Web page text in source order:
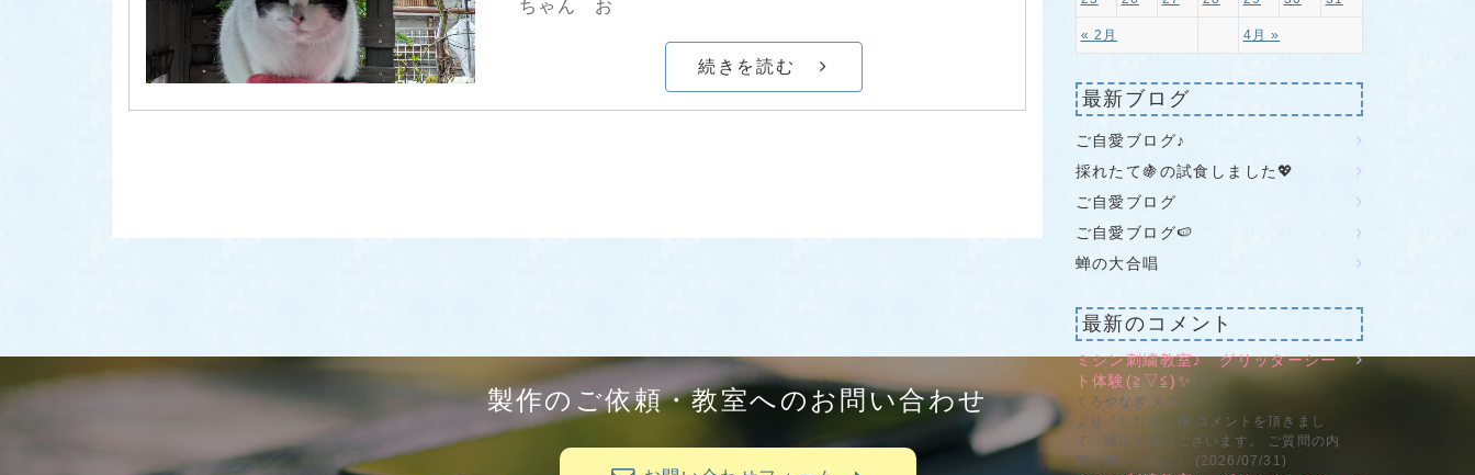
ちゃん お
続きを読む
« 2月 4月 »
最新ブログ
ご自愛ブログ♪
採れたて🍇の試食しました💖
ご自愛ブログ
ご自愛ブログ🍉
蝉の大合唱
最新のコメント
ミシン刺繍教室♪ グリッターシー
ト体験(≧▽≦)✨
くろやなぎ えつこ
より『しおさん様 コメントを頂きまし
て、誠に有難うございます。 ご質問の内
容が濃かった...』 (2026/07/31)
製作のご依頼・教室へのお問い合わせ